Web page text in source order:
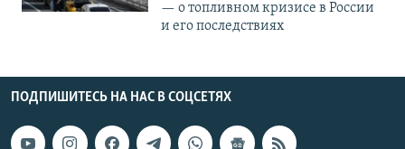
— о топливном кризисе в России
и его последствиях
ПОДПИШИТЕСЬ НА НАС В СОЦСЕТЯХ